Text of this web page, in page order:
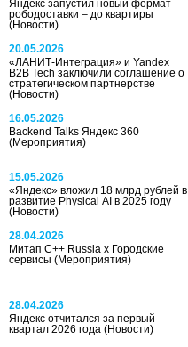
Яндекс запустил новый формат
рободоставки – до квартиры
(Новости)
20.05.2026
«ЛАНИТ-Интеграция» и Yandex
B2B Tech заключили соглашение о
стратегическом партнерстве
(Новости)
16.05.2026
Backend Talks Яндекс 360
(Мероприятия)
15.05.2026
«Яндекс» вложил 18 млрд рублей в
развитие Physical AI в 2025 году
(Новости)
28.04.2026
Митап С++ Russia х Городские
сервисы (Мероприятия)
28.04.2026
Яндекс отчитался за первый
квартал 2026 года (Новости)